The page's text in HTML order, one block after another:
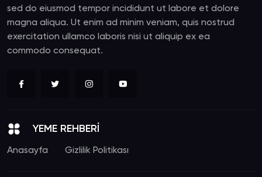
sed do eiusmod tempor incididunt ut labore et dolore
magna aliqua. Ut enim ad minim veniam, quis nostrud
exercitation ullamco laboris nisi ut aliquip ex ea
commodo consequat.
YEME REHBERİ
Anasayfa Gizlilik Politikası